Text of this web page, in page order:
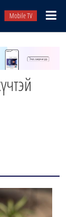
Mobile TV